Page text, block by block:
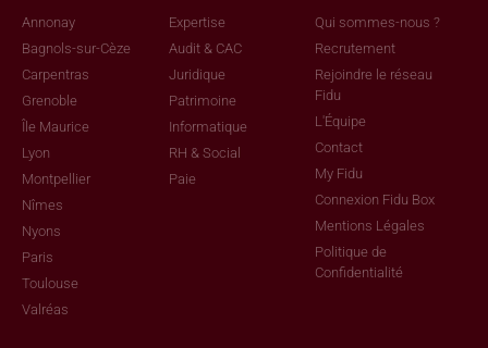
Annonay
Bagnols-sur-Cèze
Carpentras
Grenoble
Île Maurice
Lyon
Montpellier
Nîmes
Nyons
Paris
Toulouse
Valréas
Expertise
Audit & CAC
Juridique
Patrimoine
Informatique
RH & Social
Paie
Qui sommes-nous ?
Recrutement
Rejoindre le réseau
Fidu
L'Équipe
Contact
My Fidu
Connexion Fidu Box
Mentions Légales
Politique de
Confidentialité